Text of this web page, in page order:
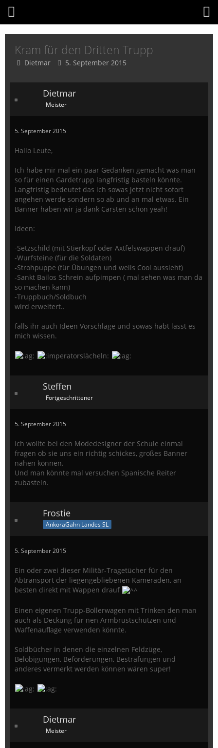
Kram für den Dritten Trupp
Dietmar 5. September 2015
Dietmar
Meister
5. September 2015
Hallo Leute,
Ich habe mir mal ein paar Gedanken gemacht was man
so für einen Gardetrupp langfristig basteln könnte.
Langfristig bedeutet das ich sowas jetzt nicht sofort
angehen werde sondern so ab und an mal etwas. Ein
Banner haben wir ja dank Carsten schon yeah!
Ideen:
-Setzschild (mit Stierkopf oder Axtfelswappen drauf)
-Wurfsteine (für die Soldaten)
-Strohpuppe (für Übungen und weils Cool aussieht)
-Sankt Bailos Schrein aufpimpen ( mal sehen was man da
so machen kann)
-Truppbuch/Soldbuch
wird erweitert..
falls ihr auch Ideen Vorschläge und sowas habt lasst es
mich wissen.
Steffen
Fortgeschrittener
5. September 2015
Ich wollte bei den Modedesigner der Schule einmal
fragen ob sie uns ein richtig schickes, großes Banner
nähen können.
Und man könnte mal versuchen Spanische Reiter
zubasteln.
Frostie
AnkoraGahn Landes SL
5. September 2015
Ein oder zwei dieser Militär-Tragetücher für den
Abtransport der liegengebliebenen Kameraden, an
besten direkt mit Wappen drauf
Einen eigenen Trupp-Bollerwagen mit Trinken den man
auch als Deckung für nen Armbrustschützen und
Waffenauflage verwenden könnte.
Soldbücher in denen die einzelnen Feldzüge,
Belobigungen, Beförderungen, Bestrafungen und
anderes vermerkt werden können wären super!
Dietmar
Meister